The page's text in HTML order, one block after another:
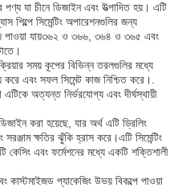
পণ্য যা চীনে ডিজাইন এবং উত্পাদিত হয়। এটি
শিল্পে সিমেন্টিং অপারেশনগুলির জন্য
পাওয়া যায়৩৬২ ও ৩৬৬, ৩৬৪ ও ৩৬৫ এবং
সময় কূপের বিভিন্ন তরলগুলির মধ্যে
এবং সফল সিমেন্ট কাজ নিশ্চিত করে।.
অত্যন্ত নির্ভরযোগ্য এবং দীর্ঘস্থায়ী
করা হয়েছে, যার অর্থ এটি ড্রিলিং
ক্ষতির ঝুঁকি হ্রাস করে।এটি সিমেন্টিং
কেসিং এবং ফর্মেশনের মধ্যে একটি শক্তিশালী
কাস্টমাইজড প্যাকেজিং উভয় বিকল্পে পাওয়া